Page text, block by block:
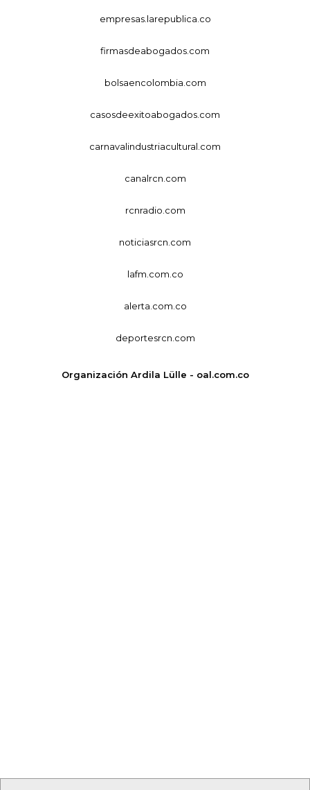
empresas.larepublica.co
firmasdeabogados.com
bolsaencolombia.com
casosdeexitoabogados.com
carnavalindustriacultural.com
canalrcn.com
rcnradio.com
noticiasrcn.com
lafm.com.co
alerta.com.co
deportesrcn.com
Organización Ardila Lülle - oal.com.co